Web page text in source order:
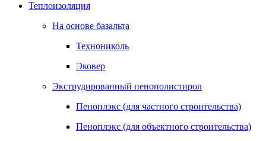
Теплоизоляция
На основе базальта
Технониколь
Эковер
Экструдированный пенополистирол
Пеноплэкс (для частного строительства)
Пеноплэкс (для объектного строительства)